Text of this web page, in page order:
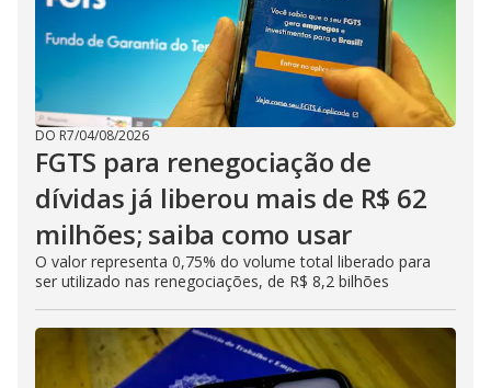
DO R7/04/08/2026
FGTS para renegociação de
dívidas já liberou mais de R$ 62
milhões; saiba como usar
O valor representa 0,75% do volume total liberado para
ser utilizado nas renegociações, de R$ 8,2 bilhões